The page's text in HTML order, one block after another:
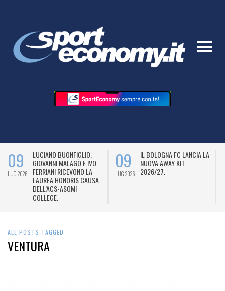
09
LUG 2026
LUCIANO BUONFIGLIO,
GIOVANNI MALAGÒ E IVO
FERRIANI RICEVONO LA
LAUREA HONORIS CAUSA
DELL’ACS-ASOMI
COLLEGE.
09
LUG 2026
IL BOLOGNA FC LANCIA LA
NUOVA AWAY KIT
2026/27.
ALL POSTS TAGGED
VENTURA